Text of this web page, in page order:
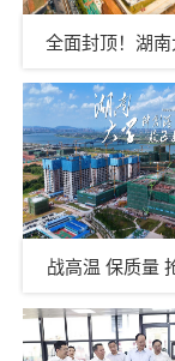
全面封顶！湖
战高温 保质量